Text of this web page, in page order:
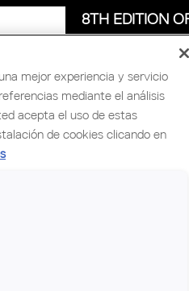
8TH EDITION
GIRONA
award a prize for each
and Landscape, and
selected by the jury are
and Industry', where
on one hand, and
mejor experiencia y servicio
mediante el análisis
acepta el uso de estas
de cookies clicando en